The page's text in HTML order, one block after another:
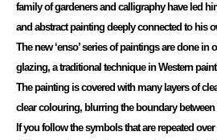
family of gardeners and calligraphy have led
and abstract painting deeply connected to his
The new ‘enso’ series of paintings are done in
glazing, a traditional technique in Western
The painting is covered with many layers of
clear colouring, blurring the boundary
If you follow the symbols that are repeated